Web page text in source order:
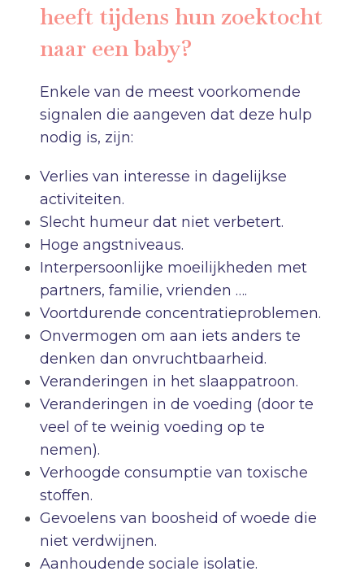
heeft tijdens hun zoektocht
naar een baby?
Enkele van de meest voorkomende
signalen die aangeven dat deze hulp
nodig is, zijn:
Verlies van interesse in dagelijkse
activiteiten.
Slecht humeur dat niet verbetert.
Hoge angstniveaus.
Interpersoonlijke moeilijkheden met
partners, familie, vrienden ….
Voortdurende concentratieproblemen.
Onvermogen om aan iets anders te
denken dan onvruchtbaarheid.
Veranderingen in het slaappatroon.
Veranderingen in de voeding (door te
veel of te weinig voeding op te
nemen).
Verhoogde consumptie van toxische
stoffen.
Gevoelens van boosheid of woede die
niet verdwijnen.
Aanhoudende sociale isolatie.